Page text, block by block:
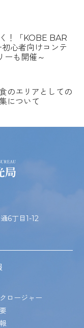
！「KOBE BAR
心者向けコンテ
ーも開催～
のエリアとしての
について
6丁目1-12
ロージャー